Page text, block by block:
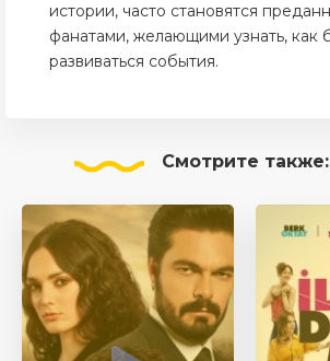
истории, часто становятся
фанатами, желающими узнать, как
развиваться события.
Смотрите также: